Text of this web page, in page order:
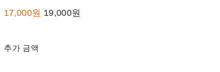
17,000원 19,000원
추가 금액